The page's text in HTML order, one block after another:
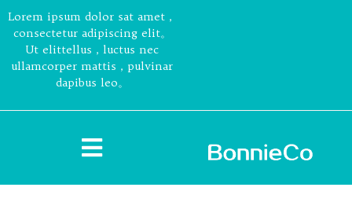
Lorem ipsum dolor sat amet，
consectetur adipiscing elit。
Ut elittellus，luctus nec
ullamcorper mattis，pulvinar
dapibus leo。